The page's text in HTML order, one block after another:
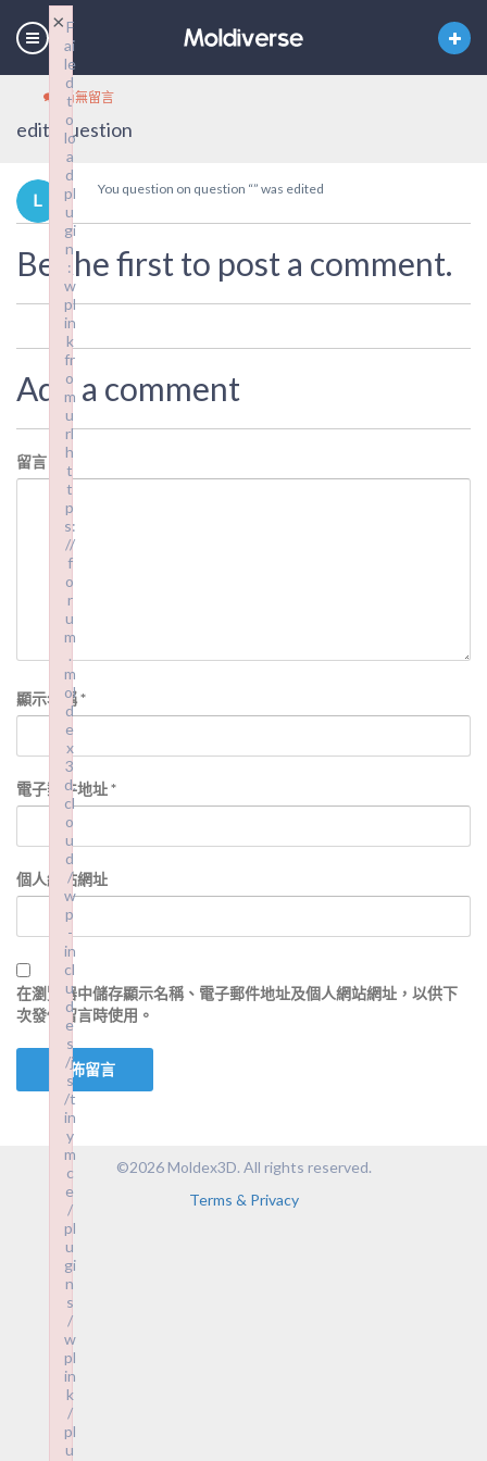
尚無留言
edit_question
You question on question “” was edited
Be the first to post a comment.
Add a comment
留言
顯示名稱*
電子郵件地址*
個人網站網址
在瀏覽器中儲存顯示名稱、電子郵件地址及個人網站網址，以供下
次發佈留言時使用。
©2026 Moldex3D. All rights reserved.
Terms & Privacy
F
ai
le
d
t
o
lo
a
d
pl
u
gi
n
:
w
pl
in
k
fr
o
m
u
rl
h
t
t
p
s:
//
f
o
r
u
m
.
m
ol
d
e
x
3
d.
cl
o
u
d
/
w
p
-
in
cl
u
d
e
s
/j
s
/t
in
y
m
c
e
/
pl
u
gi
n
s
/
w
pl
in
k
/
pl
u
×